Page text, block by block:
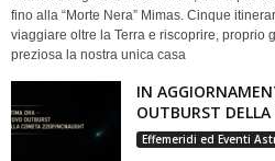
fino alla “Morte Nera” Mimas. Cinque
viaggiare oltre la Terra e riscoprire, proprio
preziosa la nostra unica casa
IN
OUTBURST
Effemeridi ed Eventi